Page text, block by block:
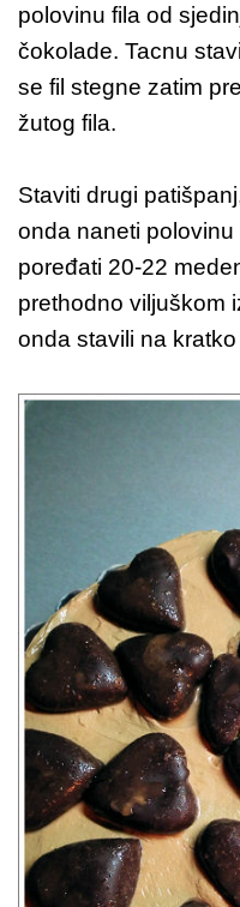
polovinu fila od
čokolade. Tacnu
se fil stegne zatim
žutog fila.
Staviti drugi
onda naneti
poređati 20-22
prethodno viljuškom
onda stavili na